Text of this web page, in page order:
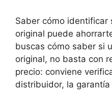
Saber cómo identificar
original puede
buscas cómo saber si
original, no basta con
precio: conviene
distribuidor, la